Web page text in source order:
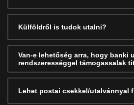
Külföldről is tudok utalni?
Van-e lehetőség arra, hogy banki
rendszerességgel támogassalak
Lehet postai csekkel/utalvánnyal